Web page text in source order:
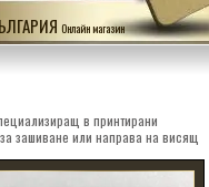
Онлайн магазин
в принтирани
зашиване или направа на висящ